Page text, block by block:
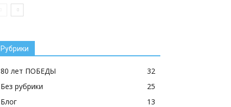
Рубрики
80 лет ПОБЕДЫ
32
Без рубрики
25
Блог
13